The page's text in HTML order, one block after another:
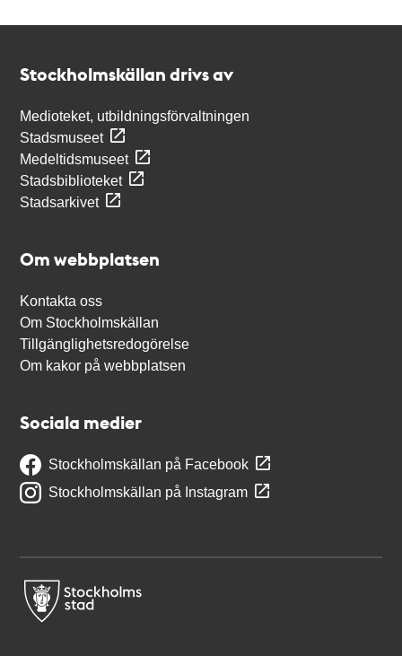
Stockholmskällan drivs av
Medioteket, utbildningsförvaltningen
Stadsmuseet
Medeltidsmuseet
Stadsbiblioteket
Stadsarkivet
Om webbplatsen
Kontakta oss
Om Stockholmskällan
Tillgänglighetsredogörelse
Om kakor på webbplatsen
Sociala medier
Stockholmskällan på Facebook
Stockholmskällan på Instagram